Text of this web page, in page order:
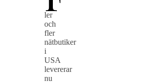
ler
och
fler
nätbutiker
i
USA
levererar
nu